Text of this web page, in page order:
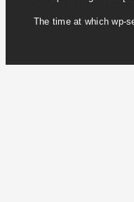
The time at which wp-